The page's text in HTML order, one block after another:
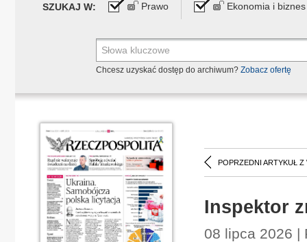
SZUKAJ W: Prawo Ekonomia i biznes
Chcesz uzyskać dostęp do archiwum? Zobacz ofertę
POPRZEDNI ARTYKUŁ Z
Inspektor
08 lipca 2026 |